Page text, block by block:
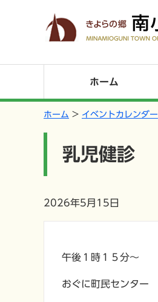
ホーム
ホーム イベントカレンダー
乳児健診
2026年5月15日
午後１時１５分～
おぐに町民センター